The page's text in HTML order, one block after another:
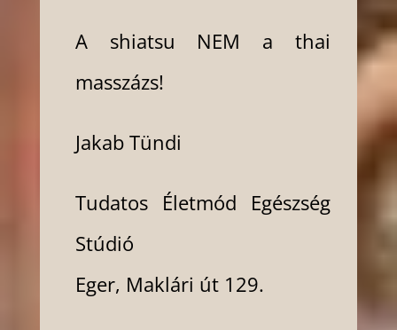
A shiatsu NEM a thai
masszázs!
Jakab Tündi
Tudatos Életmód Egészség
Stúdió
Eger, Maklári út 129.